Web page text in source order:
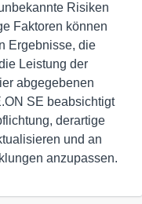
Risiken
Faktoren können
Ergebnisse, die
Leistung der
abgegebenen
SE beabsichtigt
derartige
und an
anzupassen.